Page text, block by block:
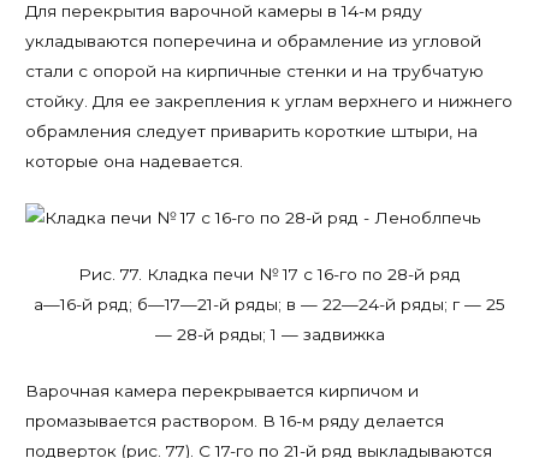
Для перекрытия варочной камеры в 14-м ряду
укладываются поперечина и обрамление из угловой
стали с опорой на кирпичные стенки и на трубчатую
стойку. Для ее закрепления к углам верхнего и нижнего
обрамления следует приварить короткие штыри, на
которые она надевается.
Рис. 77. Кладка печи № 17 с 16-го по 28-й ряд
а—16-й ряд; б—17—21-й ряды; в — 22—24-й ряды; г — 25
— 28-й ряды; 1 — задвижка
Варочная камера перекрывается кирпичом и
промазывается раствором. В 16-м ряду делается
подверток (рис. 77). С 17-го по 21-й ряд выкладываются